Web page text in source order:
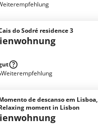
do Sodré residence 3
Weiterempfehlung
de descanso em Lisboa,
moment in Lisbon